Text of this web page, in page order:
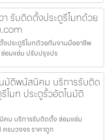
รับติดตั้งประตูรีโมทด้วย
ประตูรีโมทด้วยทีมงานมืออาชีพ
อมแซ่ม ปรับปรุงปร
มัติพนัสนิคม บริการรับติด
โมท ประตูรั้วอัตโนมัติ
คม บริการรับติดตั้ง ซ่อมแซ่ม
ครบวงจร ราคาถูก